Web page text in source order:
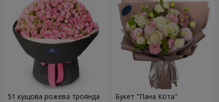
51 кущова рожева троянда Букет "Пана Кота"